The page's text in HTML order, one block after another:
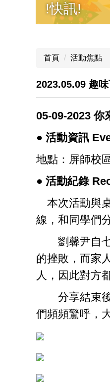
!快訊!
首頁 活動焦點
2023.05.09 趣
05-09-2023
● 活動資訊
地點：屏師校
● 活動紀錄
本次活動與
線，和同學們
劉馨尹自七
的挫敗，而家
人，因此對方
分享結束後
們頻頻驚呼，